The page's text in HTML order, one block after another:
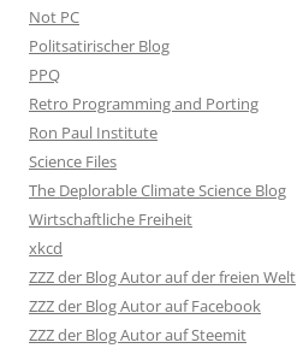
Not PC
Politsatirischer Blog
PPQ
Retro Programming and Porting
Ron Paul Institute
Science Files
The Deplorable Climate Science Blog
Wirtschaftliche Freiheit
xkcd
ZZZ der Blog Autor auf der freien Welt
ZZZ der Blog Autor auf Facebook
ZZZ der Blog Autor auf Steemit